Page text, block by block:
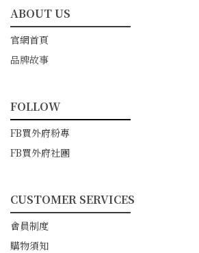
ABOUT US
━━━━━━━━━━━
官網首頁
品牌故事
FOLLOW
━━━━━━━━━━━
FB買外府粉專
FB買外府社團
CUSTOMER SERVICES
━━━━━━━━━━━
會員制度
購物須知